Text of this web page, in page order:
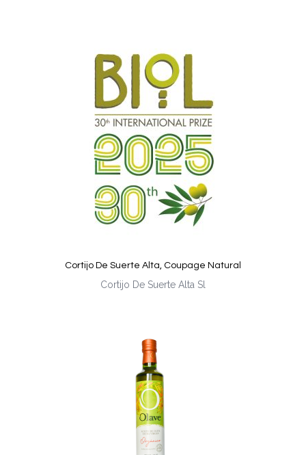
Cortijo De Suerte Alta, Coupage Natural
Cortijo De Suerte Alta Sl